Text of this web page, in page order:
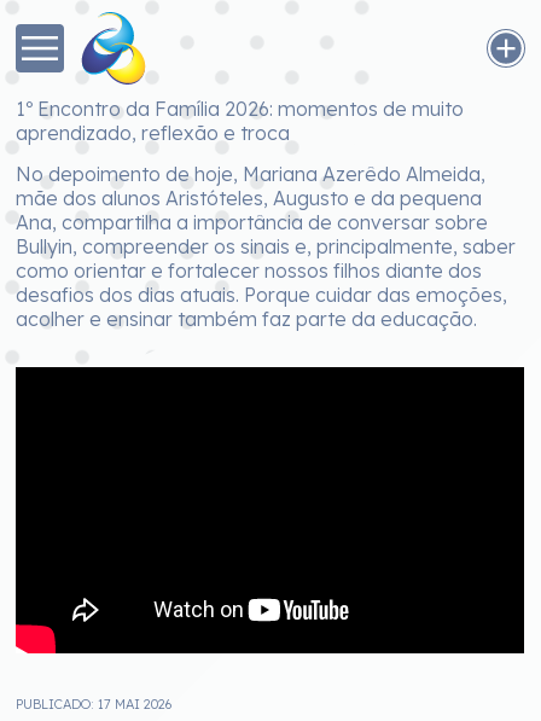
1º Encontro da Família 2026: momentos de muito
aprendizado, reflexão e troca
No depoimento de hoje, Mariana Azerêdo Almeida,
mãe dos alunos Aristóteles, Augusto e da pequena
Ana, compartilha a importância de conversar sobre
Bullyin, compreender os sinais e, principalmente, saber
como orientar e fortalecer nossos filhos diante dos
desafios dos dias atuais. Porque cuidar das emoções,
acolher e ensinar também faz parte da educação.
PUBLICADO: 17 MAI 2026